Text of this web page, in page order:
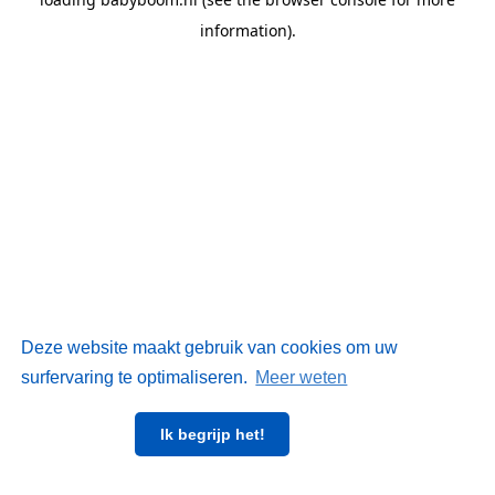
Deze website maakt gebruik van cookies om uw
surfervaring te optimaliseren. Meer weten
Ik begrijp het!
information).